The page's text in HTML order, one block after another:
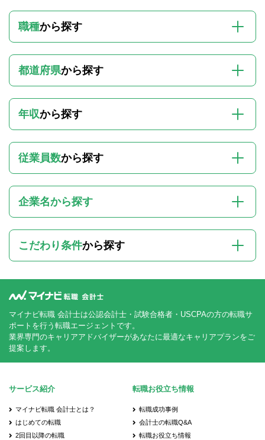
職種から探す
都道府県から探す
年収から探す
従業員数から探す
企業名から探す
こだわり条件から探す
マイナビ転職 会計士は公認会計士・試験合格者・USCPAの方の転職サ
ポートを行う転職エージェントです。
業界専門のキャリアアドバイザーがあなたに最適なキャリアプランをご
提案します。
サービス紹介
マイナビ転職 会計士とは？
はじめての転職
2回目以降の転職
転職お役立ち情報
転職成功事例
会計士の転職Q&A
転職お役立ち情報